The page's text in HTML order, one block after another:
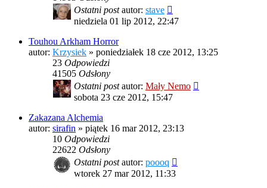
Ostatni postautor: stave
niedziela 01 lip 2012, 22:47
Touhou Arkham Horror
autor: Krzysiek » poniedziałek 18 cze 2012, 13:25
23 Odpowiedzi
41505 Odsłony
Ostatni postautor: Mały Nemo
sobota 23 cze 2012, 15:47
Zakazana Alchemia
autor: sirafin » piątek 16 mar 2012, 23:13
10 Odpowiedzi
22622 Odsłony
Ostatni postautor: poooq
wtorek 27 mar 2012, 11:33